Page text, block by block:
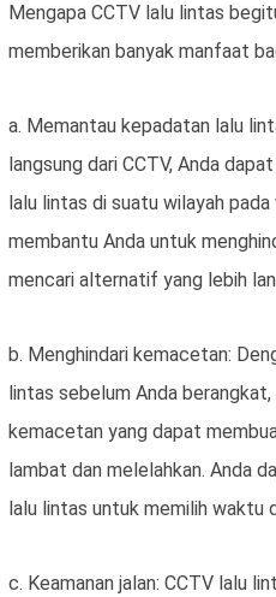
Mengapa CCTV lalu lintas
memberikan banyak manfaat
a. Memantau kepadatan lalu
langsung dari CCTV, Anda
lalu lintas di suatu wilayah
membantu Anda untuk
mencari alternatif yang lebih
b. Menghindari kemacetan:
lintas sebelum Anda
kemacetan yang dapat
lambat dan melelahkan. Anda
lalu lintas untuk memilih waktu
c. Keamanan jalan: CCTV lalu